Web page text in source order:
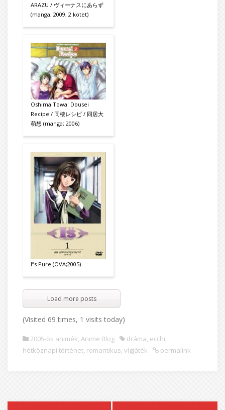
ARAZU / ヴィーナスにあらず
(manga; 2009; 2 kötet)
Oshima Towa: Dousei
Recipe / 同棲レシピ / 同居大
萌想 (manga; 2006)
I”s Pure (OVA;2005)
Load more posts
(Visited 69 times, 1 visits today)
2005-ös animék, Anime Blog dráma, ecchi,
hétköznapi történet, romantikus, vígjáték permalink